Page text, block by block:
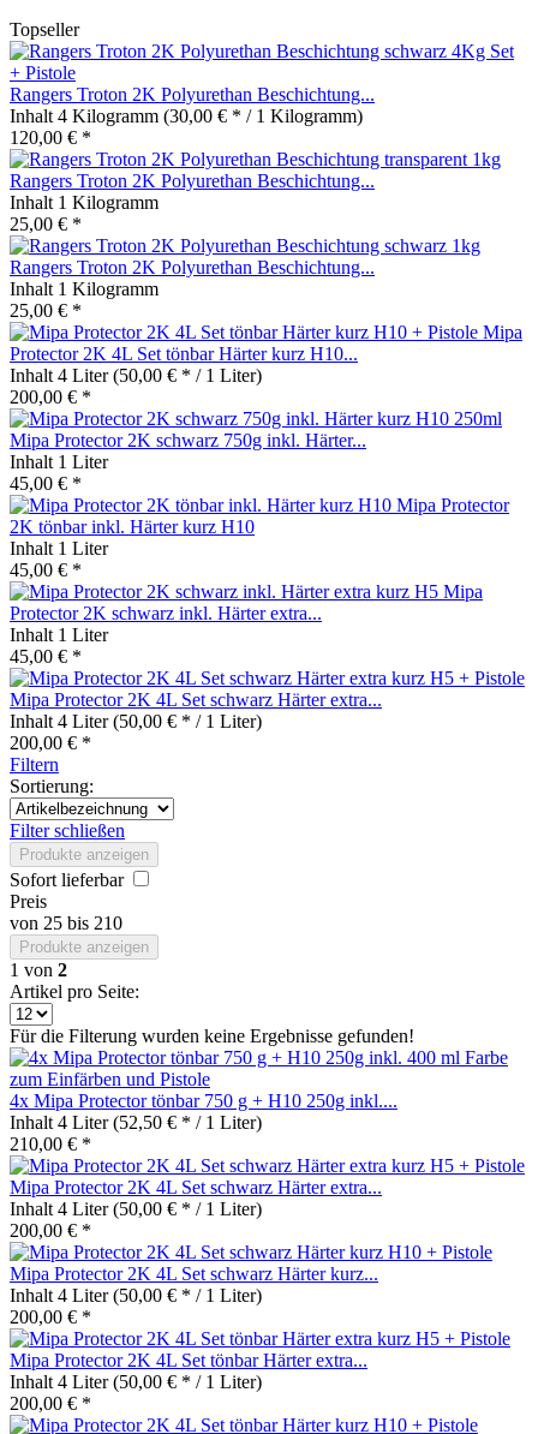
Topseller
Rangers Troton 2K Polyurethan Beschichtung...
Inhalt 4 Kilogramm (30,00 € * / 1 Kilogramm)
120,00 € *
Rangers Troton 2K Polyurethan Beschichtung...
Inhalt 1 Kilogramm
25,00 € *
Rangers Troton 2K Polyurethan Beschichtung...
Inhalt 1 Kilogramm
25,00 € *
Mipa
Protector 2K 4L Set tönbar Härter kurz H10...
Inhalt 4 Liter(50,00 € * / 1 Liter)
200,00 € *
Mipa Protector 2K schwarz 750g inkl. Härter...
Inhalt 1 Liter
45,00 € *
Mipa Protector
2K tönbar inkl. Härter kurz H10
Inhalt 1 Liter
45,00 € *
Mipa
Protector 2K schwarz inkl. Härter extra...
Inhalt 1 Liter
45,00 € *
Mipa Protector 2K 4L Set schwarz Härter extra...
Inhalt 4 Liter(50,00 € * / 1 Liter)
200,00 € *
Filtern
Sortierung:
Filter schließen
Produkte anzeigen
Sofort lieferbar
Preis
von 25 bis 210
Produkte anzeigen
1 von 2
Artikel pro Seite:
Für die Filterung wurden keine Ergebnisse gefunden!
4x Mipa Protector tönbar 750 g + H10 250g inkl....
Inhalt 4 Liter(52,50 € * / 1 Liter)
210,00 € *
Mipa Protector 2K 4L Set schwarz Härter extra...
Inhalt 4 Liter(50,00 € * / 1 Liter)
200,00 € *
Mipa Protector 2K 4L Set schwarz Härter kurz...
Inhalt 4 Liter(50,00 € * / 1 Liter)
200,00 € *
Mipa Protector 2K 4L Set tönbar Härter extra...
Inhalt 4 Liter(50,00 € * / 1 Liter)
200,00 € *